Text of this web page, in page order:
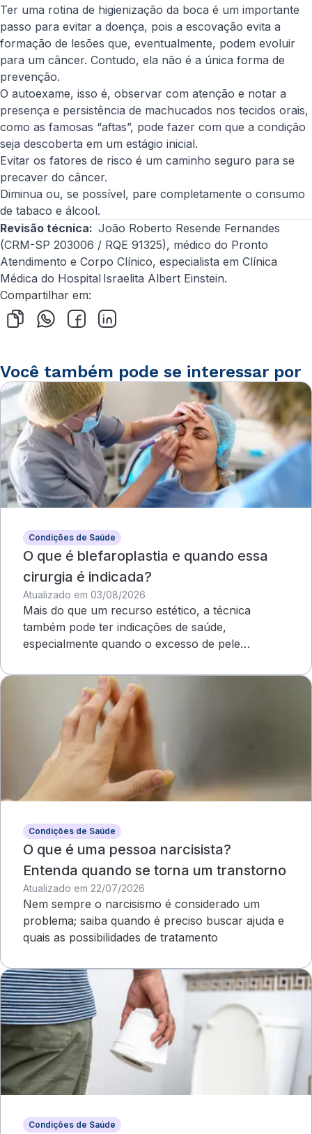
Ter uma rotina de higienização da boca é um importante
passo para evitar a doença, pois a escovação evita a
formação de lesões que, eventualmente, podem evoluir
para um câncer. Contudo, ela não é a única forma de
prevenção.
O autoexame, isso é, observar com atenção e notar a
presença e persistência de machucados nos tecidos orais,
como as famosas “aftas”, pode fazer com que a condição
seja descoberta em um estágio inicial.
Evitar os fatores de risco é um caminho seguro para se
precaver do câncer.
Diminua ou, se possível, pare completamente o consumo
de tabaco e álcool.
Revisão técnica: João Roberto Resende Fernandes
(CRM-SP 203006 / RQE 91325), médico do Pronto
Atendimento e Corpo Clínico, especialista em Clínica
Médica do Hospital Israelita Albert Einstein.
Compartilhar em:
Você também pode se interessar por
Condições de Saúde
O que é blefaroplastia e quando essa
cirurgia é indicada?
Atualizado em 03/08/2026
Mais do que um recurso estético, a técnica
também pode ter indicações de saúde,
especialmente quando o excesso de pele
Condições de Saúde
O que é uma pessoa narcisista?
Entenda quando se torna um transtorno
Atualizado em 22/07/2026
Nem sempre o narcisismo é considerado um
problema; saiba quando é preciso buscar ajuda e
quais as possibilidades de tratamento
Condições de Saúde